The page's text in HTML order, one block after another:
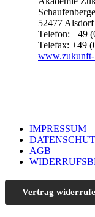
52477 Alsdorf
Telefon: +49
Telefax: +49
IMPRESSUM
AGB
Vertrag